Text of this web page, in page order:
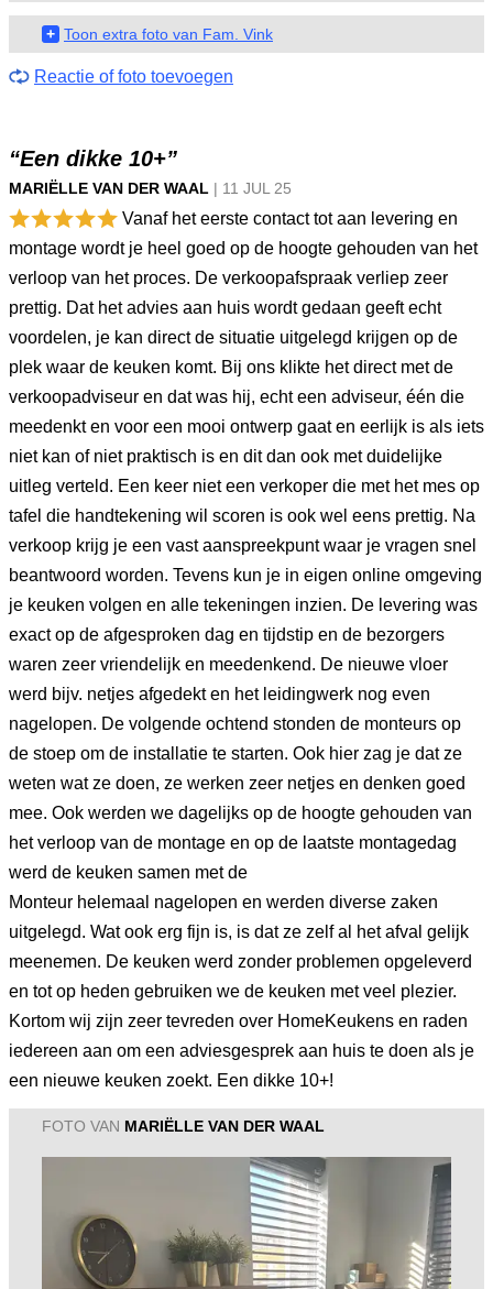
+ Toon extra foto van Fam. Vink
Reactie of foto toevoegen
“Een dikke 10+”
MARIËLLE VAN DER WAAL | 11 JUL 25
Vanaf het eerste contact tot aan levering en
montage wordt je heel goed op de hoogte gehouden van het
verloop van het proces. De verkoopafspraak verliep zeer
prettig. Dat het advies aan huis wordt gedaan geeft echt
voordelen, je kan direct de situatie uitgelegd krijgen op de
plek waar de keuken komt. Bij ons klikte het direct met de
verkoopadviseur en dat was hij, echt een adviseur, één die
meedenkt en voor een mooi ontwerp gaat en eerlijk is als iets
niet kan of niet praktisch is en dit dan ook met duidelijke
uitleg verteld. Een keer niet een verkoper die met het mes op
tafel die handtekening wil scoren is ook wel eens prettig. Na
verkoop krijg je een vast aanspreekpunt waar je vragen snel
beantwoord worden. Tevens kun je in eigen online omgeving
je keuken volgen en alle tekeningen inzien. De levering was
exact op de afgesproken dag en tijdstip en de bezorgers
waren zeer vriendelijk en meedenkend. De nieuwe vloer
werd bijv. netjes afgedekt en het leidingwerk nog even
nagelopen. De volgende ochtend stonden de monteurs op
de stoep om de installatie te starten. Ook hier zag je dat ze
weten wat ze doen, ze werken zeer netjes en denken goed
mee. Ook werden we dagelijks op de hoogte gehouden van
het verloop van de montage en op de laatste montagedag
werd de keuken samen met de
Monteur helemaal nagelopen en werden diverse zaken
uitgelegd. Wat ook erg fijn is, is dat ze zelf al het afval gelijk
meenemen. De keuken werd zonder problemen opgeleverd
en tot op heden gebruiken we de keuken met veel plezier.
Kortom wij zijn zeer tevreden over HomeKeukens en raden
iedereen aan om een adviesgesprek aan huis te doen als je
een nieuwe keuken zoekt. Een dikke 10+!
FOTO VAN MARIËLLE VAN DER WAAL